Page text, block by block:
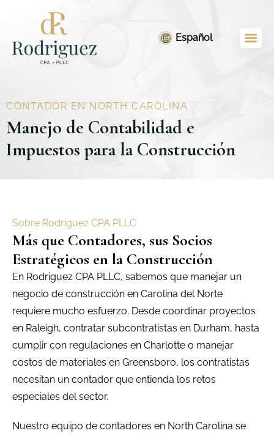
contenido
Español
CONTADOR EN NORTH CAROLINA
Manejo de Contabilidad e
Impuestos para la Construcción
Sobre Rodriguez CPA PLLC
Más que Contadores, sus Socios
Estratégicos en la Construcción
En Rodriguez CPA PLLC, sabemos que manejar un
negocio de construcción en Carolina del Norte
requiere mucho esfuerzo. Desde coordinar proyectos
en Raleigh, contratar subcontratistas en Durham, hasta
cumplir con regulaciones en Charlotte o manejar
costos de materiales en Greensboro, los contratistas
necesitan un contador que entienda los retos
especiales del sector.
Nuestro equipo de contadores en North Carolina se